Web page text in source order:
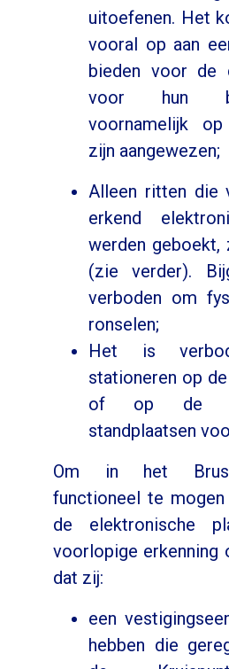
uitoefenen. Het
vooral op aan
bieden voor de
voor hun
voornamelijk
zijn aangewezen;
Alleen ritten die
erkend
werden geboekt,
(zie verder).
verboden om
ronselen;
Het is
stationeren op
of op de
standplaatsen
Om in het
functioneel te mogen
de elektronische
voorlopige erkenning
dat zij:
een
hebben die